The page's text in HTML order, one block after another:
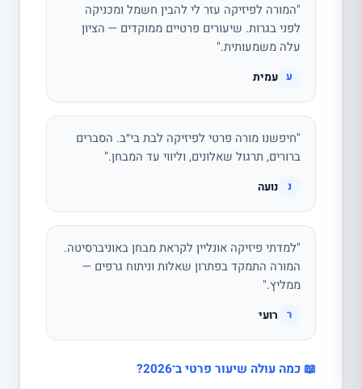
"המורה לפיזיקה עזר לי להבין חשמל ומכניקה
לפני בגרות. שיעורים פרטיים ממוקדים — הציון
עלה משמעותית."
ע עמית
"חיפשנו מורה פרטי לפיזיקה לבת בי״ב. הסברים
ברורים, תרגול שאלונים, וליווי עד המבחן."
נ נועה
"למדתי פיזיקה אונליין לקראת מבחן באוניברסיטה.
המורה התמקד בפתרון שאלות וניתוח גרפים —
ממליץ."
ר רועי
📖 כמה עולה שיעור פרטי ב־2026?